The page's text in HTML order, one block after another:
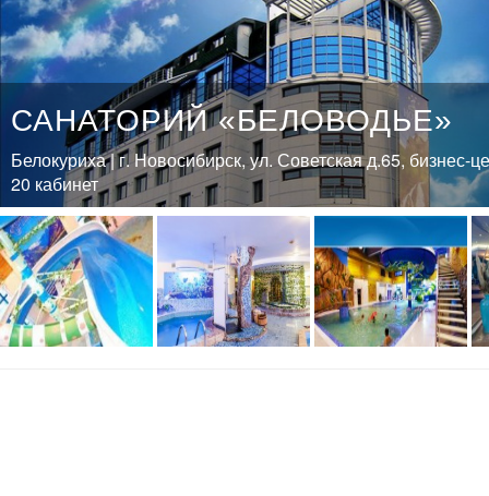
САНАТОРИЙ «БЕЛОВОДЬЕ»
Белокуриха | г. Новосибирск, ул. Советская д.65, бизнес-
20 кабинет